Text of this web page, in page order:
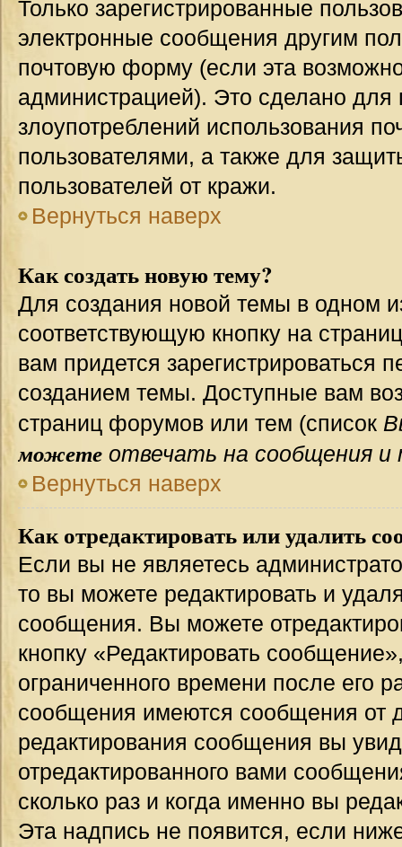
Только зарегистрированные
электронные сообщения другим
почтовую форму (если эта
администрацией). Это сделано для
злоупотреблений использования
пользователями, а также для
пользователей от кражи.
Вернуться наверх
Как создать новую тему?
Для создания новой темы в одном
соответствующую кнопку на
вам придется зарегистрироваться
созданием темы. Доступные вам
страниц форумов или тем (список
можете отвечать на сообщения и
Вернуться наверх
Как отредактировать или удалить
Если вы не являетесь
то вы можете редактировать и
сообщения. Вы можете
кнопку «Редактировать
ограниченного времени после его
сообщения имеются сообщения от
редактирования сообщения вы
отредактированного вами
сколько раз и когда именно вы
Эта надпись не появится, если